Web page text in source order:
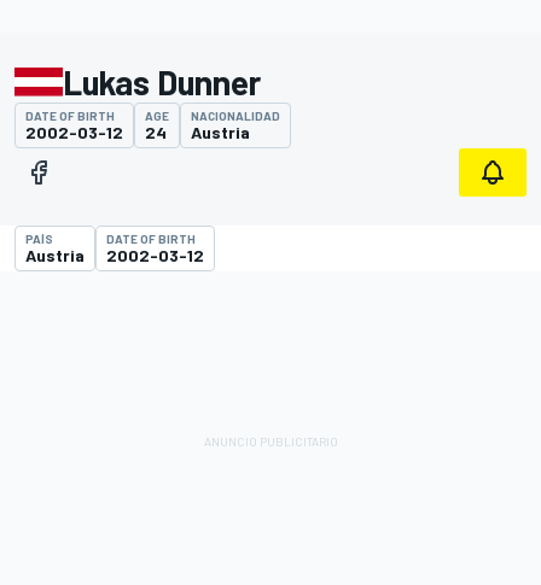
Lukas Dunner
DATE OF BIRTH
2002-03-12
AGE
24
NACIONALIDAD
Austria
PAÍS
Austria
DATE OF BIRTH
2002-03-12